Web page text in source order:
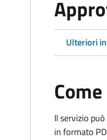
Ulteriori
Il servizio
in formato